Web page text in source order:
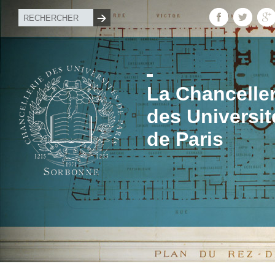
La
des
de Paris